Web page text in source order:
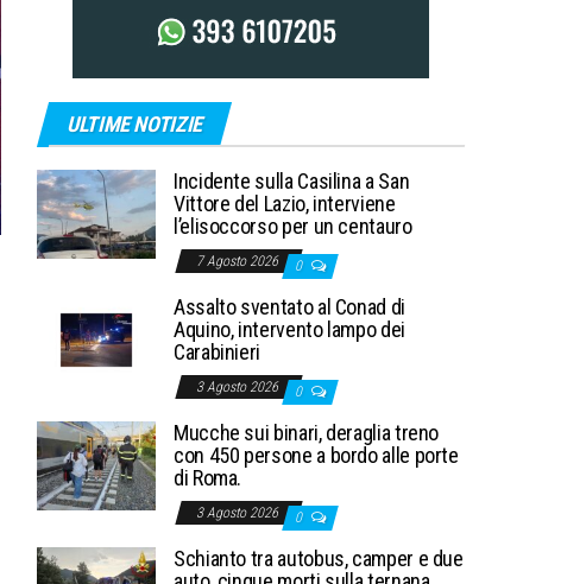
ULTIME NOTIZIE
Incidente sulla Casilina a San
Vittore del Lazio, interviene
l’elisoccorso per un centauro
7 Agosto 2026 0
Assalto sventato al Conad di
Aquino, intervento lampo dei
Carabinieri
3 Agosto 2026 0
Mucche sui binari, deraglia treno
con 450 persone a bordo alle porte
di Roma.
3 Agosto 2026 0
Schianto tra autobus, camper e due